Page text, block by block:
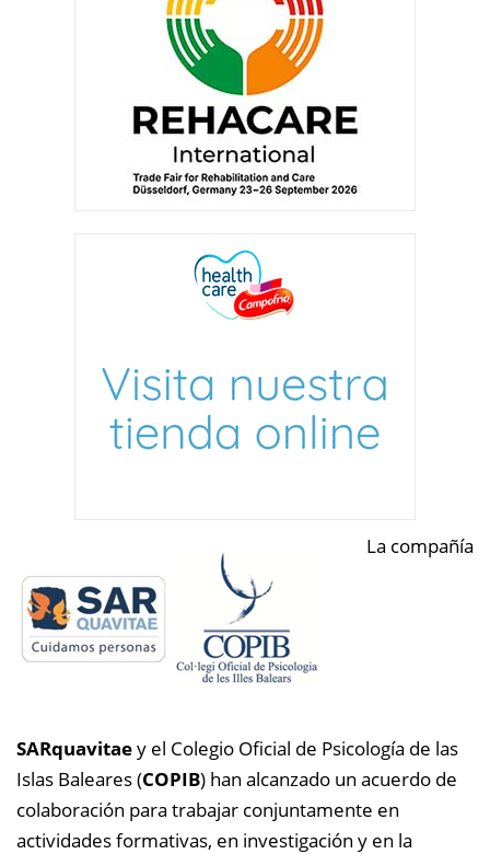
La compañía
SARquavitaey el Colegio Oficial de Psicología de las
Islas Baleares (COPIB) han alcanzado un acuerdo de
colaboración para trabajar conjuntamente en
actividades formativas, en investigación y en la